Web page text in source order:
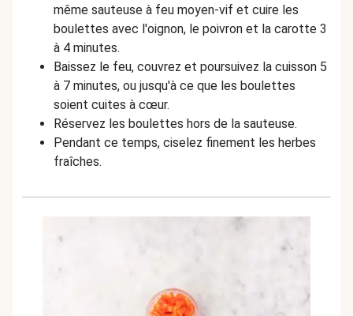
même sauteuse à feu moyen-vif et cuire les
boulettes avec l'oignon, le poivron et la carotte 3
à 4 minutes.
Baissez le feu, couvrez et poursuivez la cuisson 5
à 7 minutes, ou jusqu'à ce que les boulettes
soient cuites à cœur.
Réservez les boulettes hors de la sauteuse.
Pendant ce temps, ciselez finement les herbes
fraîches.